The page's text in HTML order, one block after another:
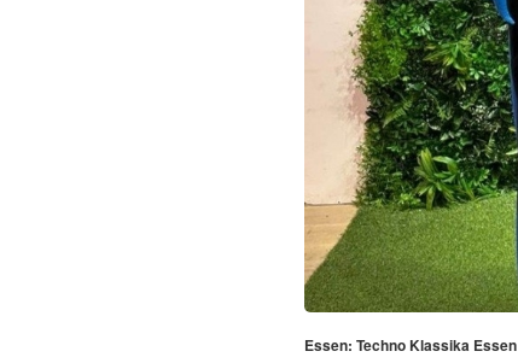
Essen: Techno Klassika Essen